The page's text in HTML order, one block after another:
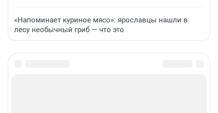
«Напоминает куриное мясо»: ярославцы нашли в
лесу необычный гриб — что это